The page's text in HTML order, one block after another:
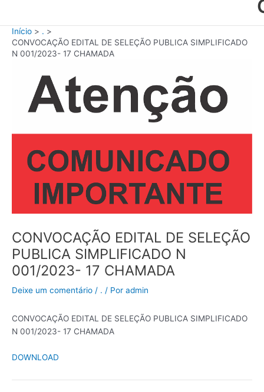
Início
.
CONVOCAÇÃO EDITAL DE SELEÇÃO PUBLICA SIMPLIFICADO
N 001/2023- 17 CHAMADA
CONVOCAÇÃO EDITAL DE SELEÇÃO
PUBLICA SIMPLIFICADO N
001/2023- 17 CHAMADA
Deixe um comentário / . / Por admin
CONVOCAÇÃO EDITAL DE SELEÇÃO PUBLICA SIMPLIFICADO
N 001/2023- 17 CHAMADA
DOWNLOAD